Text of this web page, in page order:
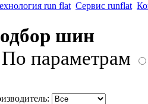
run flat Сервис runflat
шин
По параметрам